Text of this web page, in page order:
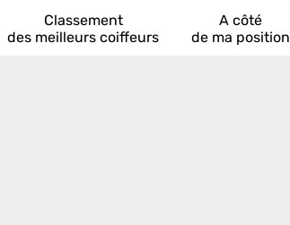
Classement
des meilleurs coiffeurs
A côté
de ma position